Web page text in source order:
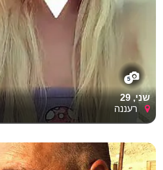
5
שני, 29
רעננה